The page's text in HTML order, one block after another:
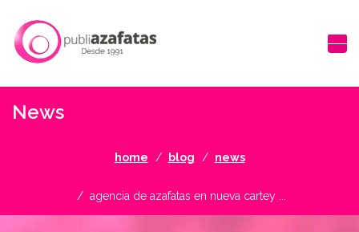
News
home blog news
agencia de azafatas en nueva cartey ...